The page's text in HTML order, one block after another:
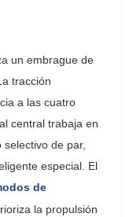
un embrague de
tracción
a las cuatro
central trabaja en
de par,
especial. El
de
la propulsión